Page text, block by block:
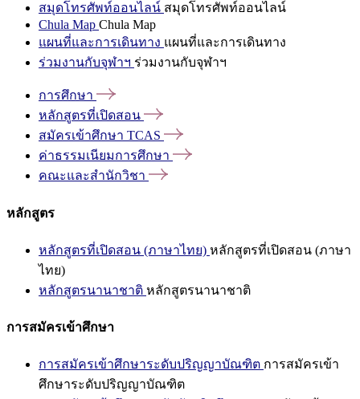
สมุดโทรศัพท์ออนไลน์ สมุดโทรศัพท์ออนไลน์
Chula Map Chula Map
แผนที่และการเดินทาง แผนที่และการเดินทาง
ร่วมงานกับจุฬาฯ ร่วมงานกับจุฬาฯ
การศึกษา
หลักสูตรที่เปิดสอน
สมัครเข้าศึกษา TCAS
ค่าธรรมเนียมการศึกษา
คณะและสำนักวิชา
หลักสูตร
หลักสูตรที่เปิดสอน (ภาษาไทย) หลักสูตรที่เปิดสอน (ภาษา
ไทย)
หลักสูตรนานาชาติ หลักสูตรนานาชาติ
การสมัครเข้าศึกษา
การสมัครเข้าศึกษาระดับปริญญาบัณฑิต การสมัครเข้า
ศึกษาระดับปริญญาบัณฑิต